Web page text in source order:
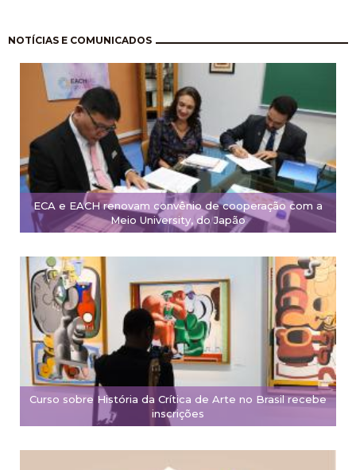
NOTÍCIAS E COMUNICADOS
ECA e EACH renovam convênio de cooperação com a
Meio University, do Japão
Curso sobre História da Crítica de Arte no Brasil recebe
inscrições
Paginación